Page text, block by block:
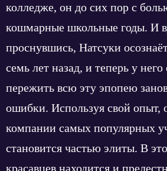
колледже, он до сих пор с
кошмарные школьные годы. И
проснувшись, Натсуки
семь лет назад, и теперь у
пережить всю эту эпопею
ошибки. Используя свой опыт,
компании самых популярных
становится частью элиты. В
красавцев находится и